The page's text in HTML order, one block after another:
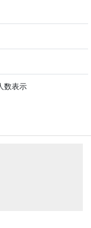
数表示